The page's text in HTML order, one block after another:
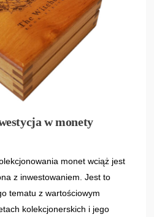
w monety
monet wciąż jest
z inwestowaniem. Jest to
tematu z wartościowym
kolekcjonerskich i jego